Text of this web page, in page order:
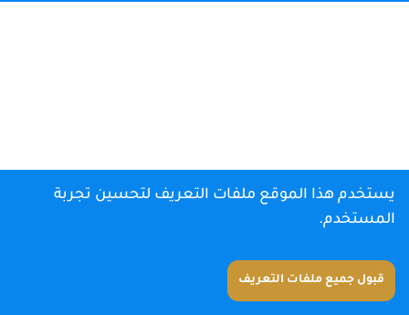
يستخدم هذا الموقع ملفات التعريف لتحسين تجربة
المستخدم.
قبول جميع ملفات التعريف